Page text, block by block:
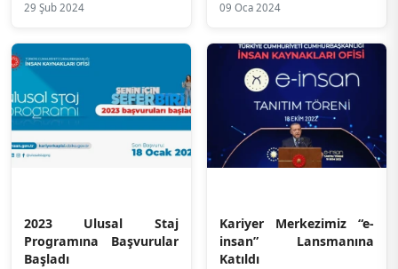
29 Şub 2024 09 Oca 2024
2023 Ulusal Staj
Programına Başvurular
Başladı
Kariyer Merkezimiz “e-
insan” Lansmanına
Katıldı